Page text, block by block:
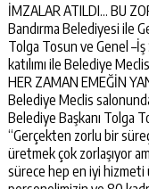
İMZALAR ATILDI… BU
Bandırma Belediyesi ile
Tolga Tosun ve Genel –İş
katılımı ile Belediye
HER ZAMAN EMEĞİN
Belediye Meclis
Belediye Başkanı Tolga
“Gerçekten zorlu bir
üretmek çok zorlaşıyor
sürece hep en iyi hizmeti